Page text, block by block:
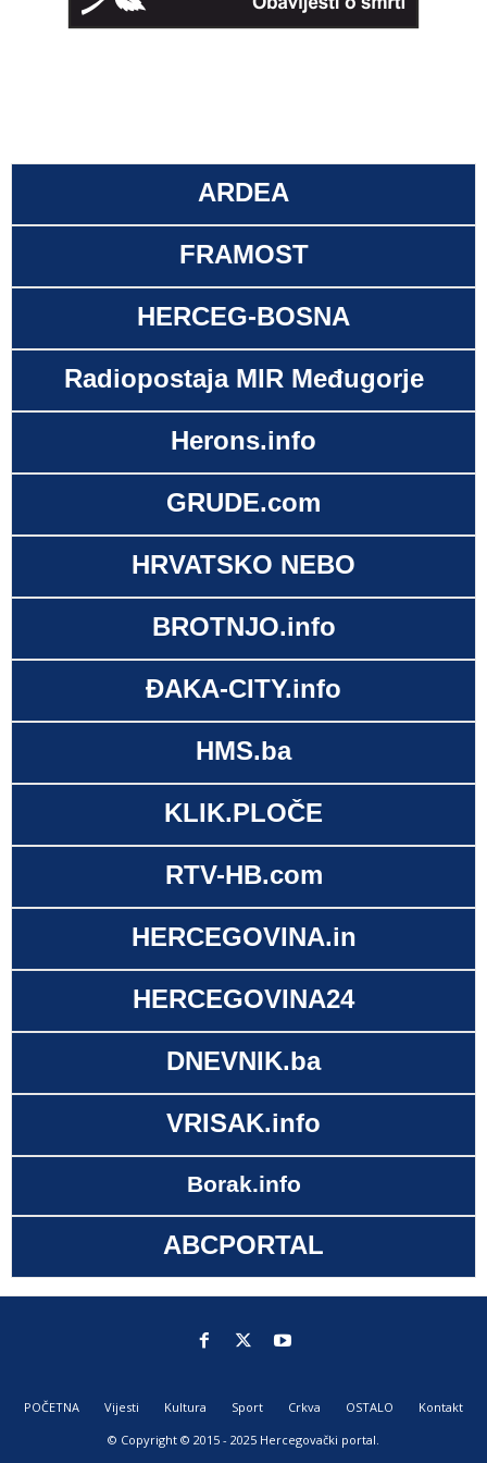
ARDEA
FRAMOST
HERCEG-BOSNA
Radiopostaja MIR Međugorje
Herons.info
GRUDE.com
HRVATSKO NEBO
BROTNJO.info
ĐAKA-CITY.info
HMS.ba
KLIK.PLOČE
RTV-HB.com
HERCEGOVINA.in
HERCEGOVINA24
DNEVNIK.ba
VRISAK.info
Borak.info
ABCPORTAL
POČETNA Vijesti Kultura Sport Crkva OSTALO
Kontakt
© Copyright © 2015 - 2025 Hercegovački portal.